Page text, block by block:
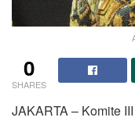
0
SHARES
JAKARTA – Komite